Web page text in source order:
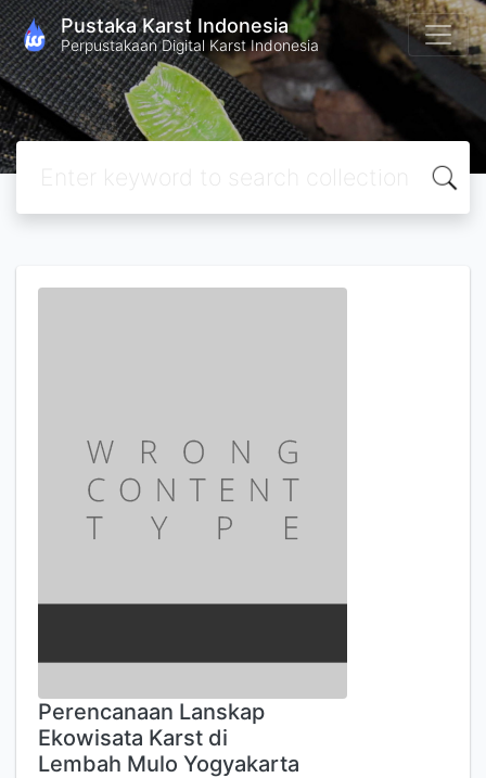
Pustaka Karst Indonesia
Perpustakaan Digital Karst Indonesia
Perencanaan Lanskap
Ekowisata Karst di
Lembah Mulo Yogyakarta